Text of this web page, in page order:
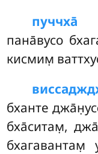
пуччха̄
пана̄вусо
кисмим̣
бханте
бха̄ситам̣,
бхагавантам̣